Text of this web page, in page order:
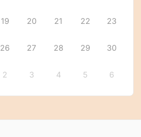
19 20 21 22 23
26 27 28 29 30
2 3 4 5 6